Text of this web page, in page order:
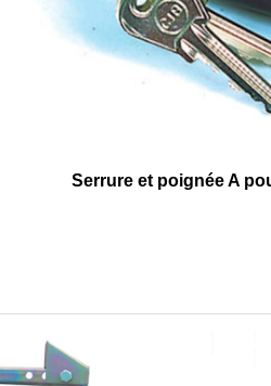
Serrure et poignée A